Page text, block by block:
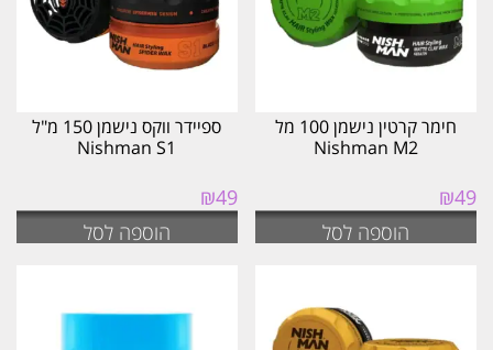
חימר קרטין נישמן 100 מל
Nishman M2
₪49
הוספה לסל
ספיידר ווקס נישמן 150 מ"ל
Nishman S1
₪49
הוספה לסל